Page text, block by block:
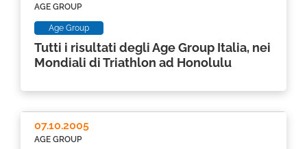
Tutti i risultati degli Age Group Italia, nei
Mondiali di Triathlon ad Honolulu
AGE GROUP
Age Group
AGE GROUP
07.10.2005